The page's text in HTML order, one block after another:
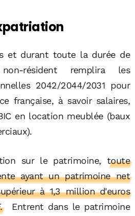
et durant toute la durée de
résident remplira les
2042/2044/2031 pour
française, à savoir salaires,
en location meublée (baux
sur le patrimoine, toute
ayant un patrimoine net
à 1,3 million d'euros
Entrent dans le patrimoine